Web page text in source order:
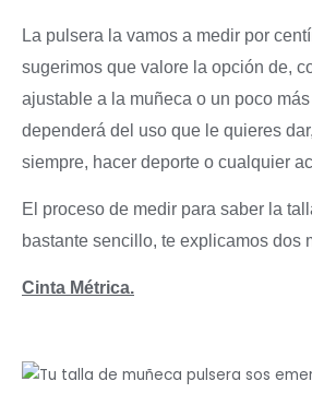
La pulsera la vamos a medir por
sugerimos que valore la opción de,
ajustable a la muñeca o un poco
dependerá del uso que le quieres
siempre, hacer deporte o cualquier
El proceso de medir para saber la
bastante sencillo, te explicamos dos
Cinta Métrica.